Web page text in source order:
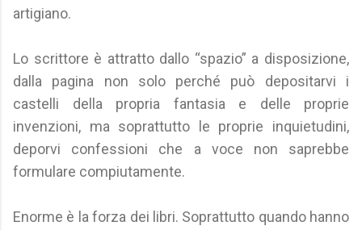
artigiano.
Lo scrittore è attratto dallo “spazio” a disposizione,
dalla pagina non solo perché può depositarvi i
castelli della propria fantasia e delle proprie
invenzioni, ma soprattutto le proprie inquietudini,
deporvi confessioni che a voce non saprebbe
formulare compiutamente.
Enorme è la forza dei libri. Soprattutto quando hanno